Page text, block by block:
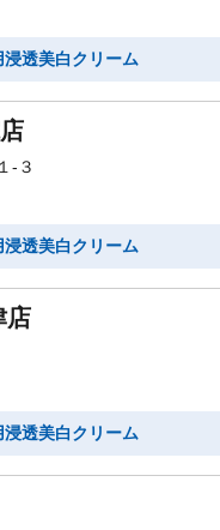
透美白クリーム
-３
透美白クリーム
店
透美白クリーム